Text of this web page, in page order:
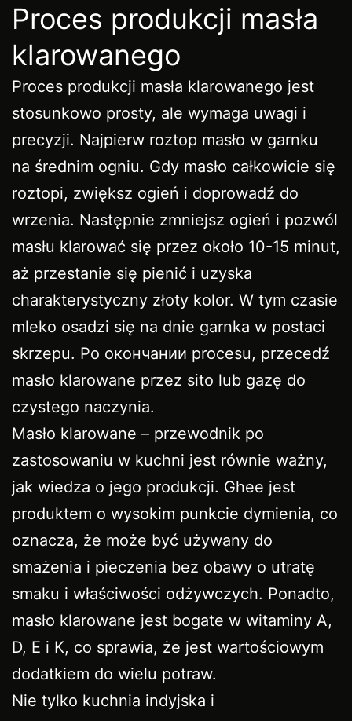
Proces produkcji masła
klarowanego
Proces produkcji masła klarowanego jest
stosunkowo prosty, ale wymaga uwagi i
precyzji. Najpierw roztop masło w garnku
na średnim ogniu. Gdy masło całkowicie się
roztopi, zwiększ ogień i doprowadź do
wrzenia. Następnie zmniejsz ogień i pozwól
masłu klarować się przez około 10-15 minut,
aż przestanie się pienić i uzyska
charakterystyczny złoty kolor. W tym czasie
mleko osadzi się na dnie garnka w postaci
skrzepu. Po окончании procesu, przecedź
masło klarowane przez sito lub gazę do
czystego naczynia.
Masło klarowane – przewodnik po
zastosowaniu w kuchni jest równie ważny,
jak wiedza o jego produkcji. Ghee jest
produktem o wysokim punkcie dymienia, co
oznacza, że może być używany do
smażenia i pieczenia bez obawy o utratę
smaku i właściwości odżywczych. Ponadto,
masło klarowane jest bogate w witaminy A,
D, E i K, co sprawia, że jest wartościowym
dodatkiem do wielu potraw.
Nie tylko kuchnia indyjska i